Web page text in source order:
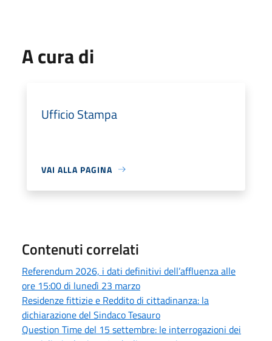
A cura di
Ufficio Stampa
VAI ALLA PAGINA
Contenuti correlati
Referendum 2026, i dati definitivi dell’affluenza alle
ore 15:00 di lunedì 23 marzo
Residenze fittizie e Reddito di cittadinanza: la
dichiarazione del Sindaco Tesauro
Question Time del 15 settembre: le interrogazioni dei